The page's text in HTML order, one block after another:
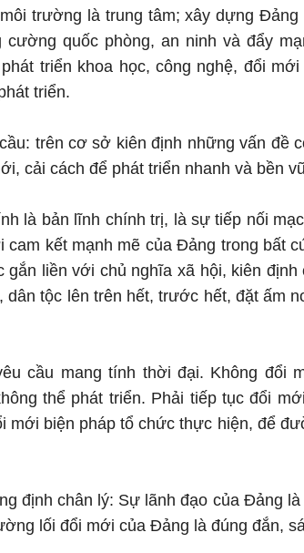
trường là trung tâm; xây dựng
quốc phòng, an ninh và đẩy
triển khoa học, công nghệ, đổi
triển.
trên cơ sở kiên định những vấn đề
cải cách để phát triển nhanh và bền
là bản lĩnh chính trị, là sự tiếp nối
kết mạnh mẽ của Đảng trong bất
gắn liền với chủ nghĩa xã hội, kiên
dân tộc lên trên hết, trước hết, đặt ấm
cầu mang tính thời đại. Không đổi
thể phát triển. Phải tiếp tục đổi
mới biện pháp tổ chức thực hiện, để
định chân lý: Sự lãnh đạo của Đảng
lối đổi mới của Đảng là đúng đắn,